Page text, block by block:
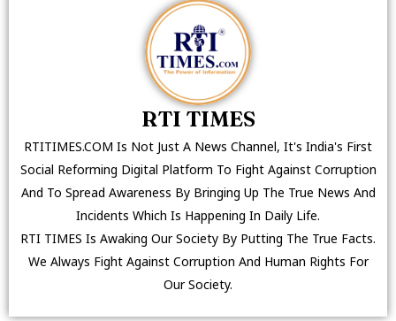
RTI TIMES
RTITIMES.COM Is Not Just A News Channel, It's India's First
Social Reforming Digital Platform To Fight Against Corruption
And To Spread Awareness By Bringing Up The True News And
Incidents Which Is Happening In Daily Life.
RTI TIMES Is Awaking Our Society By Putting The True Facts.
We Always Fight Against Corruption And Human Rights For
Our Society.